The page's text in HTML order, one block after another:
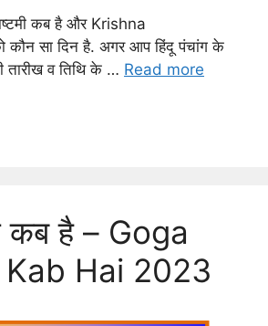
कब है और Krishna
सा दिन है. अगर आप हिंदू पंचांग के
तारीख व तिथि के … Read more
कब है – Goga
Kab Hai 2023